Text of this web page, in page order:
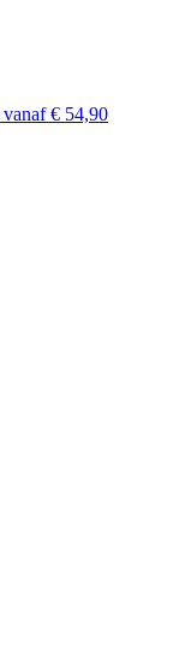
vanaf € 54,90